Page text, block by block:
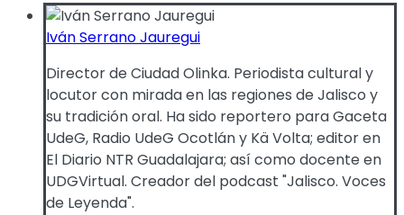
Iván Serrano Jauregui
Director de Ciudad Olinka. Periodista cultural y
locutor con mirada en las regiones de Jalisco y
su tradición oral. Ha sido reportero para Gaceta
UdeG, Radio UdeG Ocotlán y Kä Volta; editor en
El Diario NTR Guadalajara; así como docente en
UDGVirtual. Creador del podcast "Jalisco. Voces
de Leyenda".